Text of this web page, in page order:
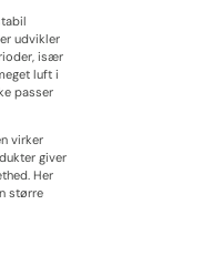
udvikler
især
luft i
passer
virker
giver
Her
større